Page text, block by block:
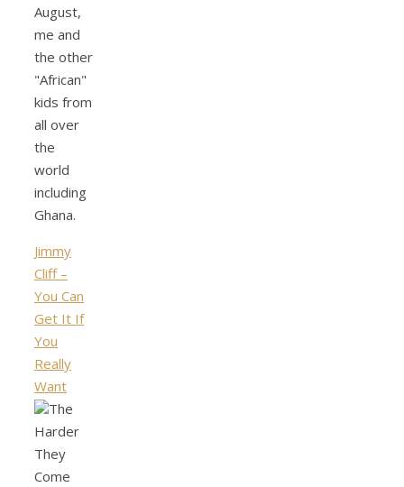
August,
me and
the other
"African"
kids from
all over
the
world
including
Ghana.
Jimmy
Cliff –
You Can
Get It If
You
Really
Want
The
Harder
They
Come